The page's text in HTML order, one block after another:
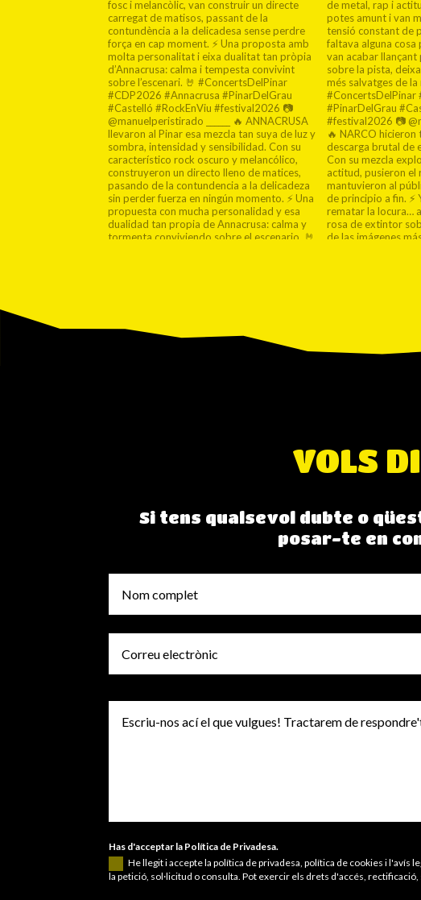
VOLS
Si tens qualsevol dubte o
posar-te en
Has d'acceptar la Política de Privadesa.
He llegit i accepte la política de privadesa, política de cookies i l'avís
la petició, sol·licitud o consulta. Pot exercir els drets d'accés,